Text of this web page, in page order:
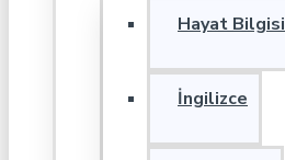
Hayat Bilgisi
İngilizce